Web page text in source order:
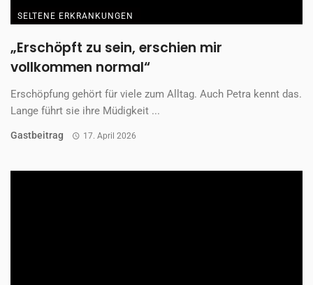
SELTENE ERKRANKUNGEN
„Erschöpft zu sein, erschien mir
vollkommen normal“
Erschöpfung gehört für viele zum Alltag. Auch Petra kennt das.
Lange führt sie ihre Müdigkeit ...
Gastbeitrag 17. April 2026